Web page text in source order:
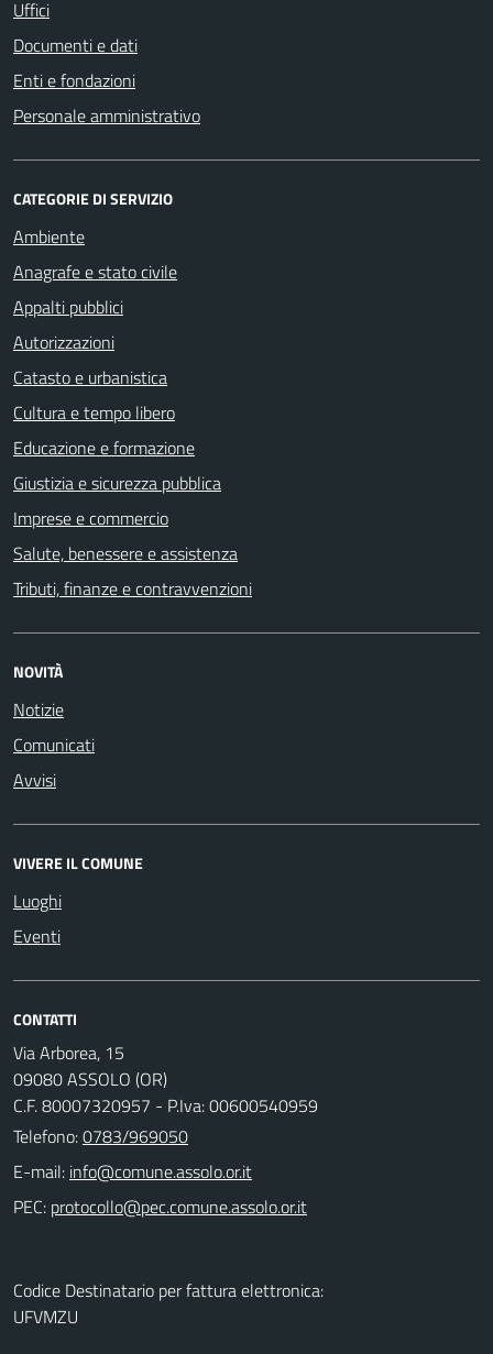
Uffici
Documenti e dati
Enti e fondazioni
Personale amministrativo
CATEGORIE DI SERVIZIO
Ambiente
Anagrafe e stato civile
Appalti pubblici
Autorizzazioni
Catasto e urbanistica
Cultura e tempo libero
Educazione e formazione
Giustizia e sicurezza pubblica
Imprese e commercio
Salute, benessere e assistenza
Tributi, finanze e contravvenzioni
NOVITÀ
Notizie
Comunicati
Avvisi
VIVERE IL COMUNE
Luoghi
Eventi
CONTATTI
Via Arborea, 15
09080 ASSOLO (OR)
C.F. 80007320957 - P.Iva: 00600540959
Telefono:0783/969050
E-mail:
PEC:
Codice Destinatario per fattura elettronica:
UFVMZU